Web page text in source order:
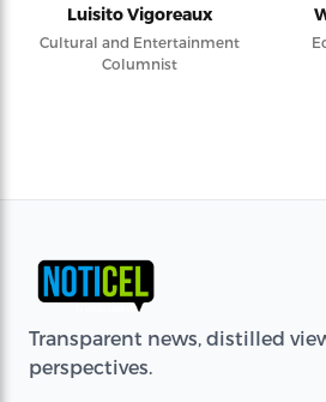
Luisito Vigoreaux
Cultural and Entertainment
Columnist
Transparent news, distilled
perspectives.